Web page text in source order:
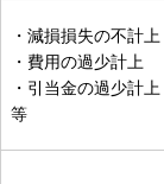
・減損損失の不計上
・費用の過少計上
・引当金の過少計上
等